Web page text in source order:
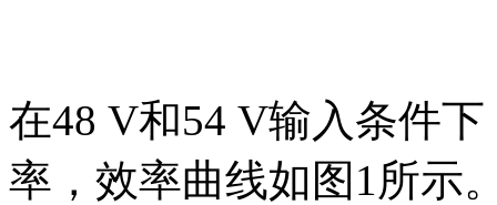
在48 V和54 V输入条件
率，效率曲线如图1所示